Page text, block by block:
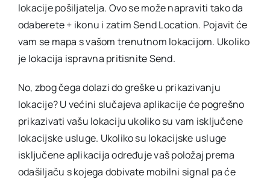
lokacije pošiljatelja. Ovo se može napraviti tako da
odaberete + ikonu i zatim Send Location. Pojavit će
vam se mapa s vašom trenutnom lokacijom. Ukoliko
je lokacija ispravna pritisnite Send.
No, zbog čega dolazi do greške u prikazivanju
lokacije? U većini slučajeva aplikacije će pogrešno
prikazivati vašu lokaciju ukoliko su vam isključene
lokacijske usluge. Ukoliko su lokacijske usluge
isključene aplikacija određuje vaš položaj prema
odašiljaču s kojega dobivate mobilni signal pa će